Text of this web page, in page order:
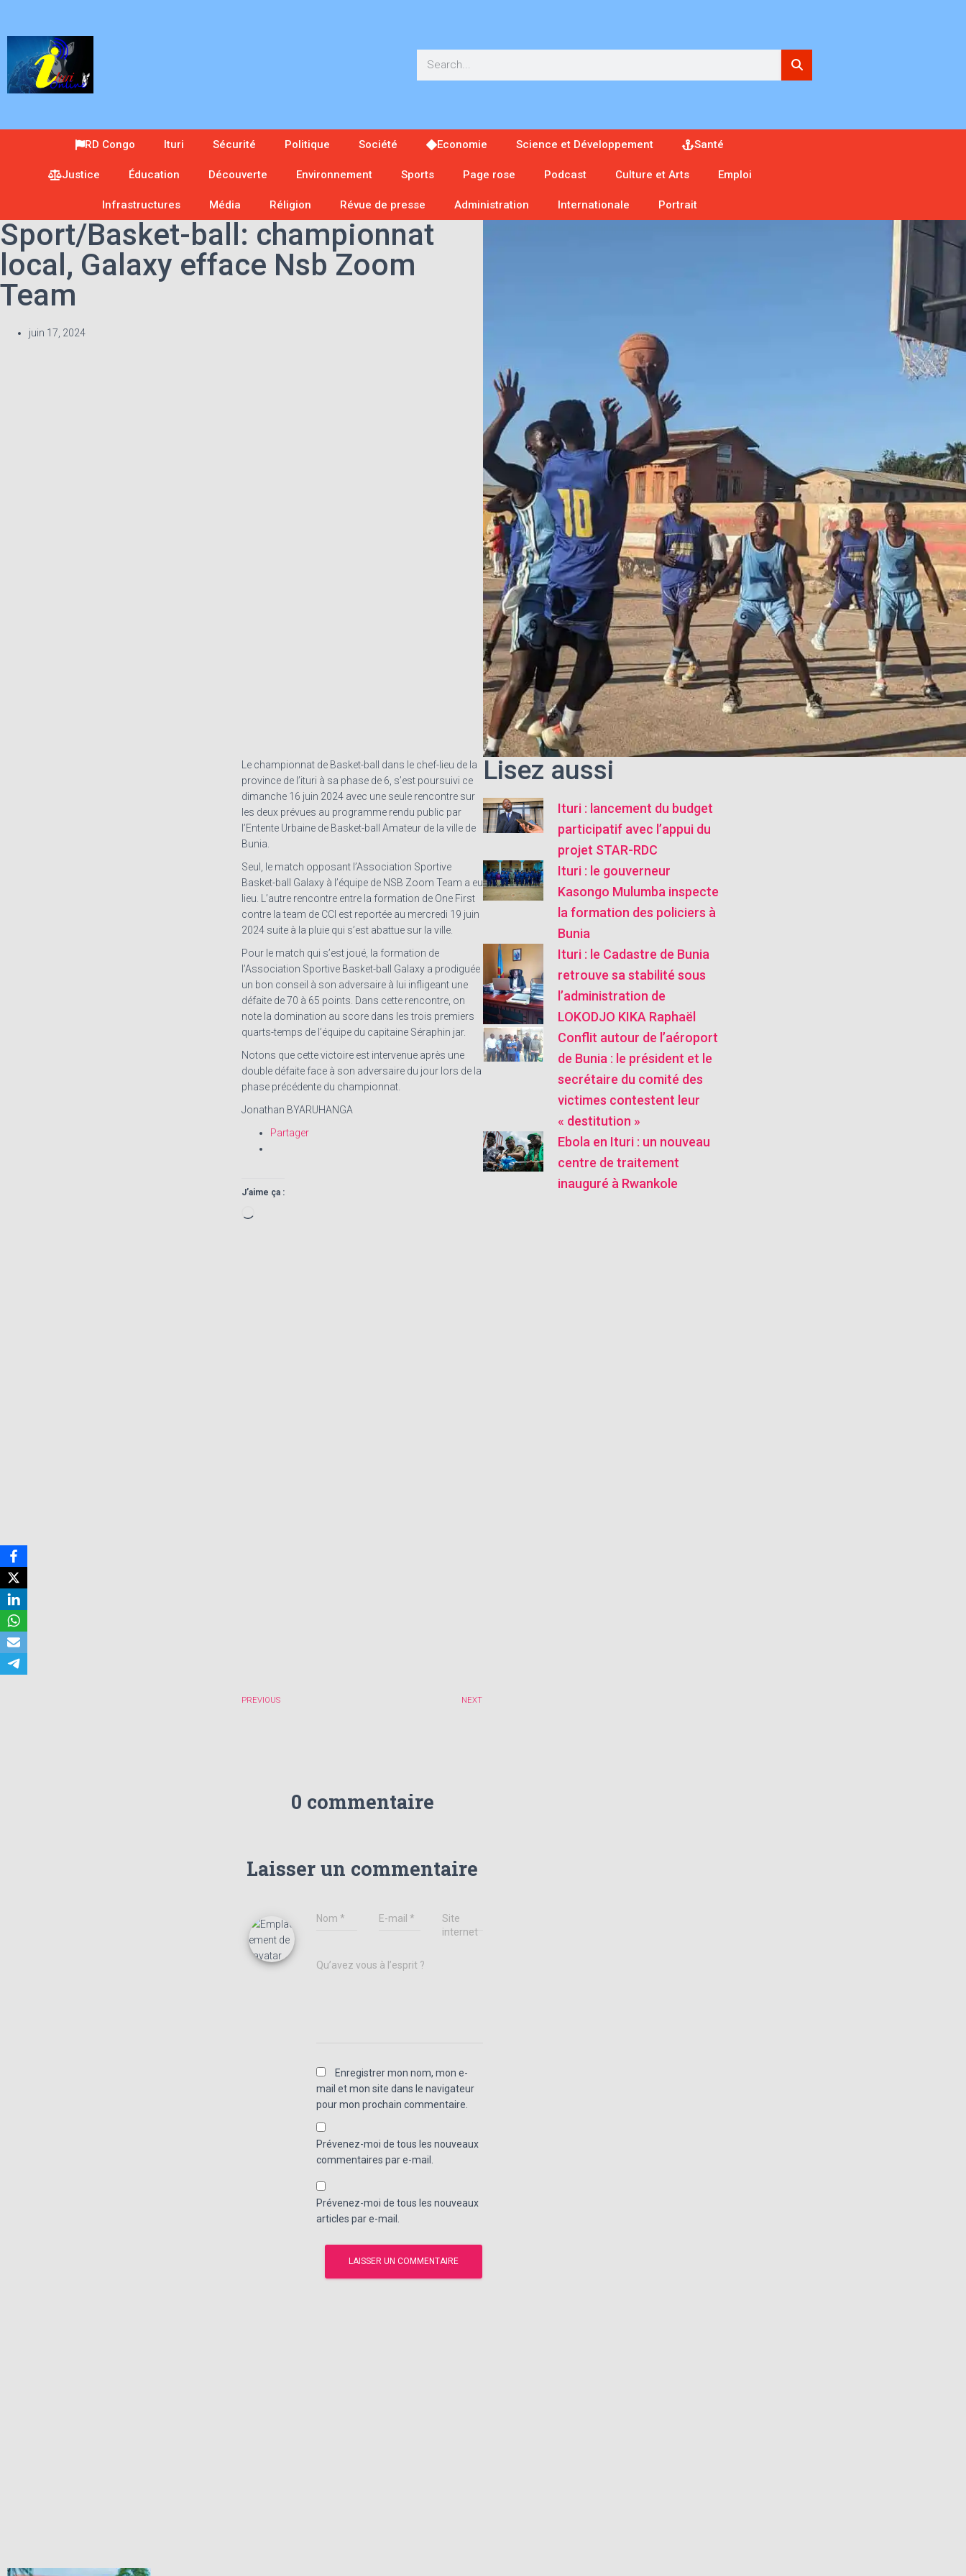
RD Congo Ituri Sécurité Politique Société Economie Science et Développement Santé
Justice Éducation Découverte Environnement Sports Page rose Podcast Culture et Arts Emploi
Infrastructures Média Réligion Révue de presse Administration Internationale Portrait
Sport/Basket-ball: championnat
local, Galaxy efface Nsb Zoom
Team
juin 17, 2024
Le championnat de Basket-ball dans le chef-lieu de la
province de l’ituri à sa phase de 6, s’est poursuivi ce
dimanche 16 juin 2024 avec une seule rencontre sur
les deux prévues au programme rendu public par
l’Entente Urbaine de Basket-ball Amateur de la ville de
Bunia.
Seul, le match opposant l’Association Sportive
Basket-ball Galaxy à l’équipe de NSB Zoom Team a eu
lieu. L’autre rencontre entre la formation de One First
contre la team de CCI est reportée au mercredi 19 juin
2024 suite à la pluie qui s’est abattue sur la ville.
Pour le match qui s’est joué, la formation de
l’Association Sportive Basket-ball Galaxy a prodiguée
un bon conseil à son adversaire à lui infligeant une
défaite de 70 à 65 points. Dans cette rencontre, on
note la domination au score dans les trois premiers
quarts-temps de l’équipe du capitaine Séraphin jar.
Notons que cette victoire est intervenue après une
double défaite face à son adversaire du jour lors de la
phase précédente du championnat.
Jonathan BYARUHANGA
Partager
J’aime ça :
PREVIOUS NEXT
0 commentaire
Laisser un commentaire
Nom * E-mail*
Site
internet
Qu’avez vous à l’esprit ?
Enregistrer mon nom, mon e-
mail et mon site dans le navigateur
pour mon prochain commentaire.
Prévenez-moi de tous les nouveaux
commentaires par e-mail.
Prévenez-moi de tous les nouveaux
articles par e-mail.
Lisez aussi
Ituri : lancement du budget
participatif avec l’appui du
projet STAR-RDC
Ituri : le gouverneur
Kasongo Mulumba inspecte
la formation des policiers à
Bunia
Ituri : le Cadastre de Bunia
retrouve sa stabilité sous
l’administration de
LOKODJO KIKA Raphaël
Conflit autour de l’aéroport
de Bunia : le président et le
secrétaire du comité des
victimes contestent leur
« destitution »
Ebola en Ituri : un nouveau
centre de traitement
inauguré à Rwankole